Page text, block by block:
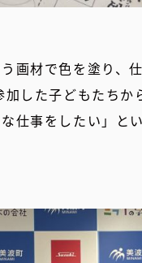
画材で色を塗り、
した子どもたちか
仕事をしたい」と